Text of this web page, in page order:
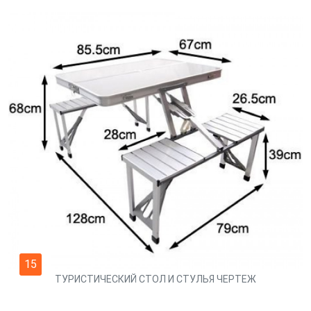
15
ТУРИСТИЧЕСКИЙ СТОЛ И СТУЛЬЯ ЧЕРТЕЖ